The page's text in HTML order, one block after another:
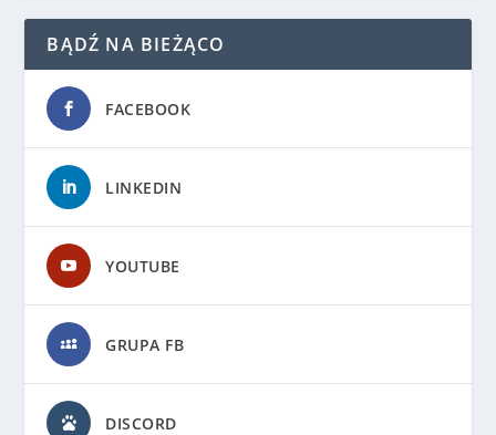
BĄDŹ NA BIEŻĄCO
FACEBOOK
LINKEDIN
YOUTUBE
GRUPA FB
DISCORD